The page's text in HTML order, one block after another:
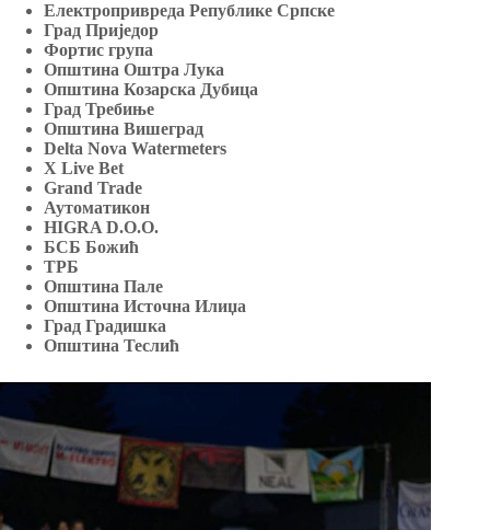
Електропривреда Републике Српске
Град Приједор
Фортис група
Општина Оштра Лука
Општина Козарска Дубица
Град Требиње
Општина Вишеград
Delta Nova Watermeters
X Live Bet
Grand Trade
Аутоматикон
HIGRA D.O.O.
БСБ Божић
ТРБ
Општина Пале
Општина Источна Илиџа
Град Градишка
Општина Теслић